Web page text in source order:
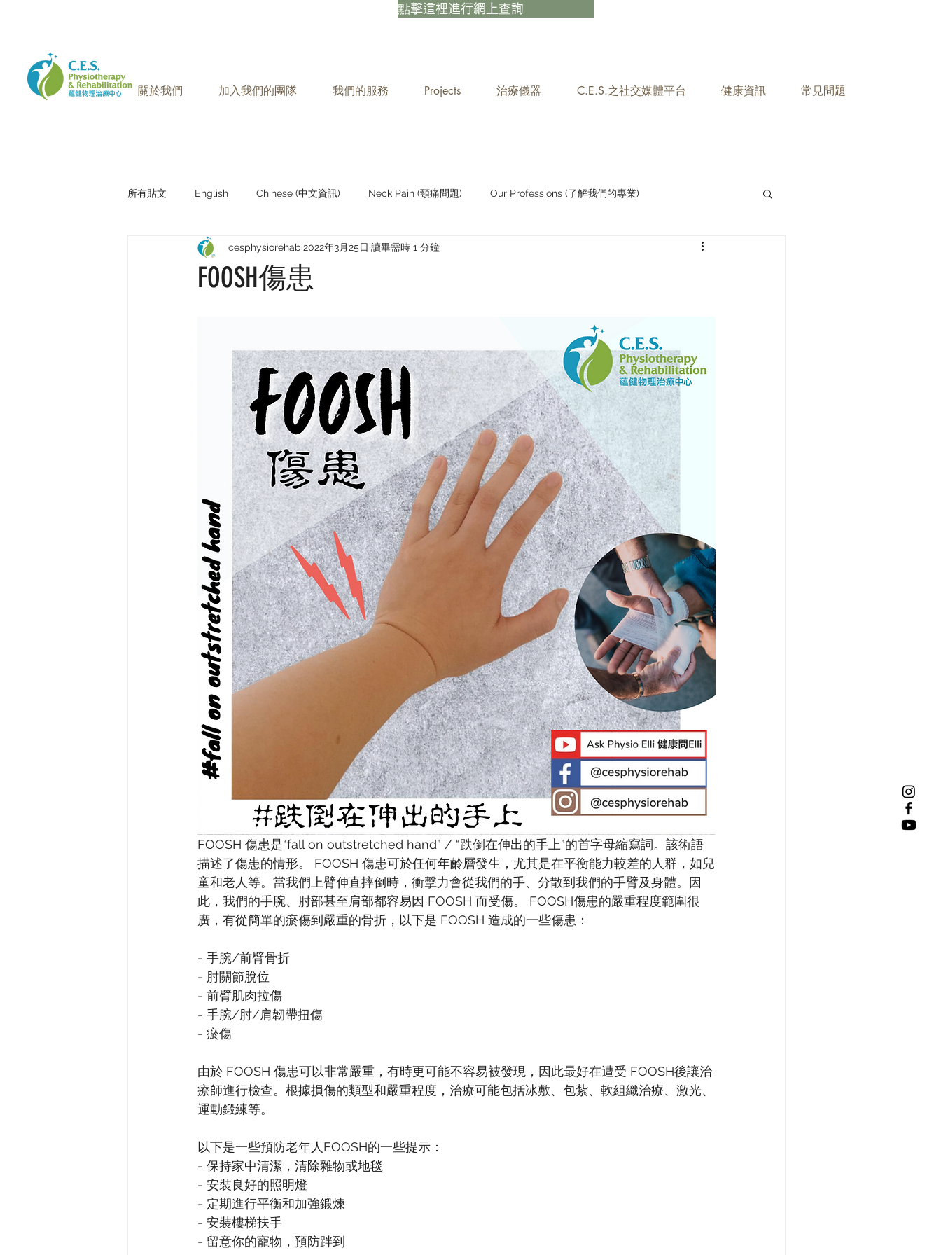
點擊這裡進行網上查詢
關於我們 加入我們的團隊 我們的服務 Projects 治療儀器 C.E.S.之社交媒體平台 健康資訊 常見問題
所有貼文 English Chinese (中文資訊) Neck Pain (頸痛問題) Our Professions (了解我們的專業)
Research Sharing (研究文獻分享) Staying Active (保持活躍)
FOOSH傷患
cesphysiorehab 2022年3月25日 讀畢需時 1 分鐘
FOOSH 傷患是“fall on outstretched hand” / “跌倒在伸出的手上”的首字母縮寫詞。該術語
描述了傷患的情形。 FOOSH 傷患可於任何年齡層發生，尤其是在平衡能力較差的人群，如兒
童和老人等。當我們上臂伸直摔倒時，衝擊力會從我們的手、分散到我們的手臂及身體。因
此，我們的手腕、肘部甚至肩部都容易因 FOOSH 而受傷。 FOOSH傷患的嚴重程度範圍很
廣，有從簡單的瘀傷到嚴重的骨折，以下是 FOOSH 造成的一些傷患：
- 手腕/前臂骨折
- 肘關節脫位
- 前臂肌肉拉傷
- 手腕/肘/肩韌帶扭傷
- 瘀傷
由於 FOOSH 傷患可以非常嚴重，有時更可能不容易被發現，因此最好在遭受 FOOSH後讓治
療師進行檢查。根據損傷的類型和嚴重程度，治療可能包括冰敷、包紮、軟組織治療、激光、
運動鍛練等。
以下是一些預防老年人FOOSH的一些提示：
- 保持家中清潔，清除雜物或地毯
- 安裝良好的照明燈
- 定期進行平衡和加強鍛煉
- 安裝樓梯扶手
- 留意你的寵物，預防跘到